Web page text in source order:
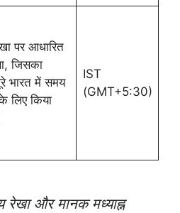
पर आधारित
जिसका
भारत में समय
लिए किया
IST
(GMT+5:30)
रेखा और मानक मध्याह्न